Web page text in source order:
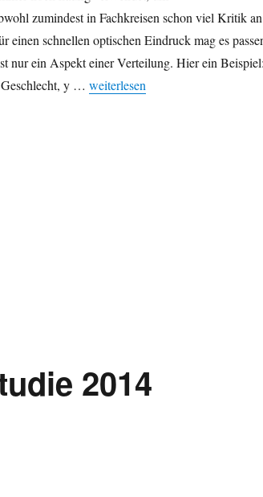
zumindest in Fachkreisen schon viel Kritik an
einen schnellen optischen Eindruck mag es
nur ein Aspekt einer Verteilung. Hier ein Beispiel:
y … „Säulendiagramm vs.
weiterlesen
2014